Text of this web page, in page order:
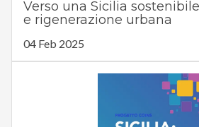
Verso una Sicilia
e rigenerazione urbana
04 Feb 2025